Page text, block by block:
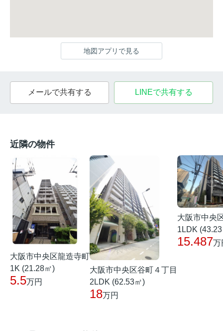
地図アプリで見る
メールで共有する LINEで共有する
近隣の物件
大阪市中央区龍造寺町
1K (21.28㎡)
5.5万円
大阪市中央区谷町４丁目
2LDK (62.53㎡)
18万円
大阪市中央
1LDK
15.487万